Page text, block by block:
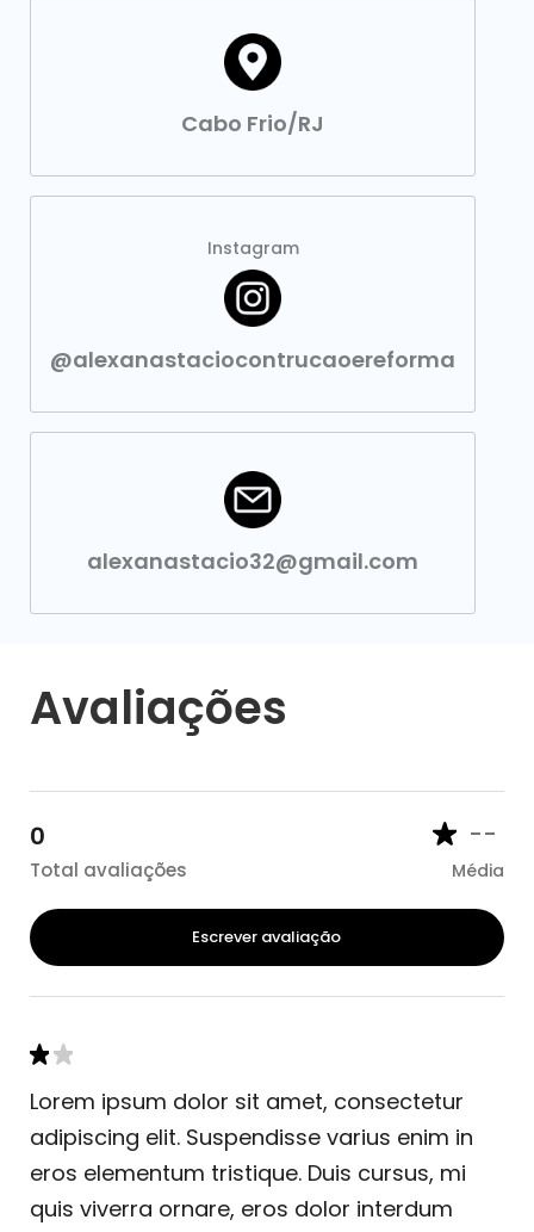
Cabo Frio/RJ
Instagram
@alexanastaciocontrucaoereforma
alexanastacio32@gmail.com
Avaliações
0
Total avaliações
--
Média
Escrever avaliação
Lorem ipsum dolor sit amet, consectetur
adipiscing elit. Suspendisse varius enim in
eros elementum tristique. Duis cursus, mi
quis viverra ornare, eros dolor interdum